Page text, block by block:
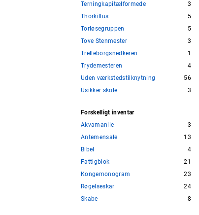
Terningkapitælformede
3
Thorkillus
5
Torløsegruppen
5
Tove Stenmester
3
Trelleborgsnedkeren
1
Trydemesteren
4
Uden værkstedstilknytning
56
Usikker skole
3
Forskelligt inventar
Akvamanile
3
Antemensale
13
Bibel
4
Fattigblok
21
Kongemonogram
23
Røgelseskar
24
Skabe
8